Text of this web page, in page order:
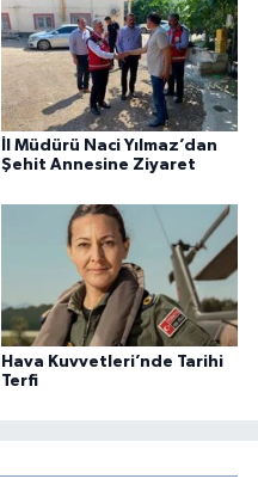
İl Müdürü Naci Yılmaz’dan
Şehit Annesine Ziyaret
Hava Kuvvetleri’nde Tarihi
Terfi